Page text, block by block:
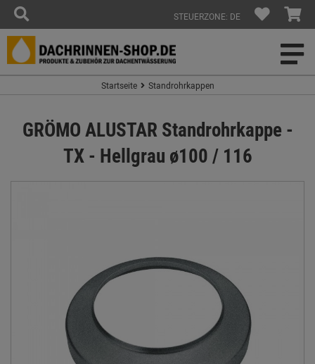
STEUERZONE: DE
Startseite Standrohrkappen
GRÖMO ALUSTAR Standrohrkappe -
TX - Hellgrau ø100 / 116